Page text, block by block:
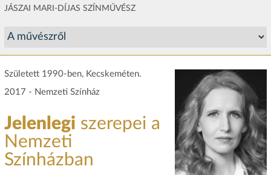
JÁSZAI MARI-DÍJAS SZÍNMŰVÉSZ
Született 1990-ben, Kecskeméten.
2017 - Nemzeti Színház
Jelenlegi szerepei a
Nemzeti
Színházban